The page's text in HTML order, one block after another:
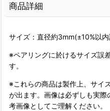
商品詳細
サイズ：直径約3mm(±10%以
※ペアリングに於けるサイズ誤
す。
※これらの商品は製作上、サイ
が出ます。画像は必ずしも実
考画像としてご理解ください。